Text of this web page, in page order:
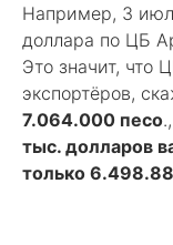
Например, 3
доллара по ЦБ
Это значит, что
экспортёров,
7.064.000 песо
тыс. долларов
только